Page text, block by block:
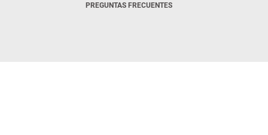
PREGUNTAS FRECUENTES